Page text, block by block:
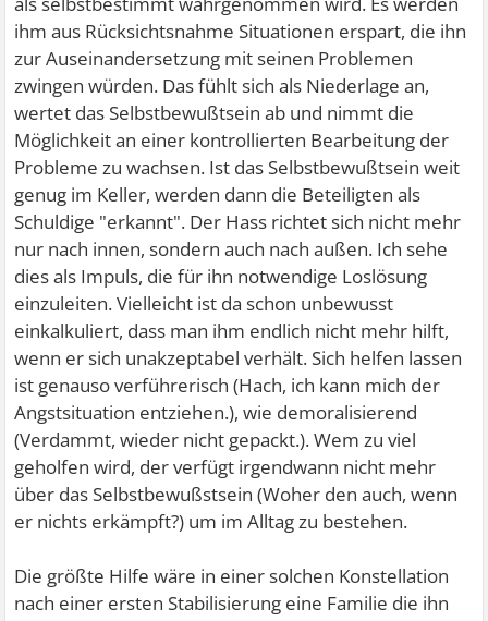
ihm aus Rücksichtsnahme Situationen erspart, die ihn
zur Auseinandersetzung mit seinen Problemen
zwingen würden. Das fühlt sich als Niederlage an,
wertet das Selbstbewußtsein ab und nimmt die
Möglichkeit an einer kontrollierten Bearbeitung der
Probleme zu wachsen. Ist das Selbstbewußtsein weit
genug im Keller, werden dann die Beteiligten als
Schuldige "erkannt". Der Hass richtet sich nicht mehr
nur nach innen, sondern auch nach außen. Ich sehe
dies als Impuls, die für ihn notwendige Loslösung
einzuleiten. Vielleicht ist da schon unbewusst
einkalkuliert, dass man ihm endlich nicht mehr hilft,
wenn er sich unakzeptabel verhält. Sich helfen lassen
ist genauso verführerisch (Hach, ich kann mich der
Angstsituation entziehen.), wie demoralisierend
(Verdammt, wieder nicht gepackt.). Wem zu viel
geholfen wird, der verfügt irgendwann nicht mehr
über das Selbstbewußstsein (Woher den auch, wenn
er nichts erkämpft?) um im Alltag zu bestehen.
Die größte Hilfe wäre in einer solchen Konstellation
nach einer ersten Stabilisierung eine Familie die ihn